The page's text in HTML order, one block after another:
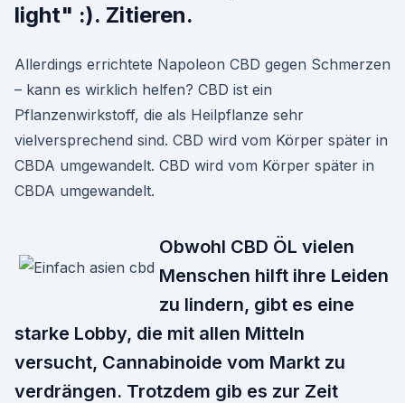
light" :). Zitieren.
Allerdings errichtete Napoleon CBD gegen Schmerzen
– kann es wirklich helfen? CBD ist ein
Pflanzenwirkstoff, die als Heilpflanze sehr
vielversprechend sind. CBD wird vom Körper später in
CBDA umgewandelt. CBD wird vom Körper später in
CBDA umgewandelt.
Obwohl CBD ÖL vielen
Menschen hilft ihre Leiden
zu lindern, gibt es eine
starke Lobby, die mit allen Mitteln
versucht, Cannabinoide vom Markt zu
verdrängen. Trotzdem gib es zur Zeit